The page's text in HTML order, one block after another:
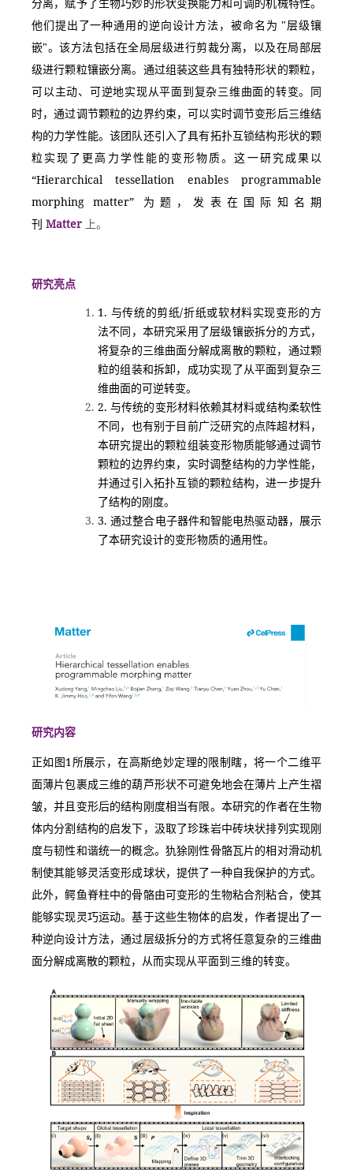
他们提出了一种通用的逆向设计方法，被命名为 "层级镶
嵌"。该方法包括在全局层级进行剪裁分离，以及在局部层
级进行颗粒镶嵌分离。通过组装这些具有独特形状的颗粒，
可以主动、可逆地实现从平面到复杂三维曲面的转变。同
时，通过调节颗粒的边界约束，可以实时调节变形后三维结
构的力学性能。该团队还引入了具有拓扑互锁结构形状的颗
粒实现了更高力学性能的变形物质。这一研究成果以
“Hierarchical tessellation enables programmable
morphing matter” 为题，发表在国际知名期
刊 Matter 上。
研究亮点
1. 与传统的剪纸/折纸或软材料实现变形的方
法不同，本研究采用了层级镶嵌拆分的方式，
将复杂的三维曲面分解成离散的颗粒，通过颗
粒的组装和拆卸，成功实现了从平面到复杂三
维曲面的可逆转变。
2. 与传统的变形材料依赖其材料或结构柔软性
不同，也有别于目前广泛研究的点阵超材料，
本研究提出的颗粒组装变形物质能够通过调节
颗粒的边界约束，实时调整结构的力学性能，
并通过引入拓扑互锁的颗粒结构，进一步提升
了结构的刚度。
3. 通过整合电子器件和智能电热驱动器，展示
了本研究设计的变形物质的通用性。
研究内容
正如图1所展示，在高斯绝妙定理的限制瞎，将一个二维平
面薄片包裹成三维的葫芦形状不可避免地会在薄片上产生褶
皱，并且变形后的结构刚度相当有限。本研究的作者在生物
体内分割结构的启发下，汲取了珍珠岩中砖块状排列实现刚
度与韧性和谐统一的概念。犰狳刚性骨骼瓦片的相对滑动机
制使其能够灵活变形成球状，提供了一种自我保护的方式。
此外，鳄鱼脊柱中的骨骼由可变形的生物粘合剂粘合，使其
能够实现灵巧运动。基于这些生物体的启发，作者提出了一
种逆向设计方法，通过层级拆分的方式将任意复杂的三维曲
面分解成离散的颗粒，从而实现从平面到三维的转变。